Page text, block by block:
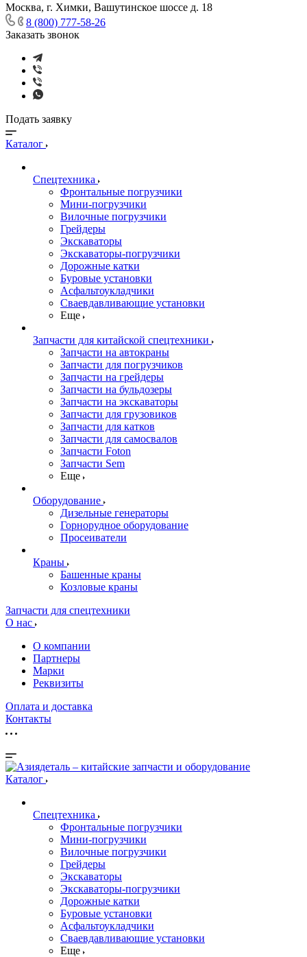
Москва, г. Химки, Вашутинское шоссе д. 18
8 (800) 777-58-26
Заказать звонок
Подать заявку
Каталог
Спецтехника
Фронтальные погрузчики
Мини-погрузчики
Вилочные погрузчики
Грейдеры
Экскаваторы
Экскаваторы-погрузчики
Дорожные катки
Буровые установки
Асфальтоукладчики
Сваевдавливающие установки
Еще
Запчасти для китайской спецтехники
Запчасти на автокраны
Запчасти для погрузчиков
Запчасти на грейдеры
Запчасти на бульдозеры
Запчасти на экскаваторы
Запчасти для грузовиков
Запчасти для катков
Запчасти для самосвалов
Запчасти Foton
Запчасти Sem
Еще
Оборудование
Дизельные генераторы
Горнорудное оборудование
Просеиватели
Краны
Башенные краны
Козловые краны
Запчасти для спецтехники
О нас
О компании
Партнеры
Марки
Реквизиты
Оплата и доставка
Контакты
Каталог
Спецтехника
Фронтальные погрузчики
Мини-погрузчики
Вилочные погрузчики
Грейдеры
Экскаваторы
Экскаваторы-погрузчики
Дорожные катки
Буровые установки
Асфальтоукладчики
Сваевдавливающие установки
Еще